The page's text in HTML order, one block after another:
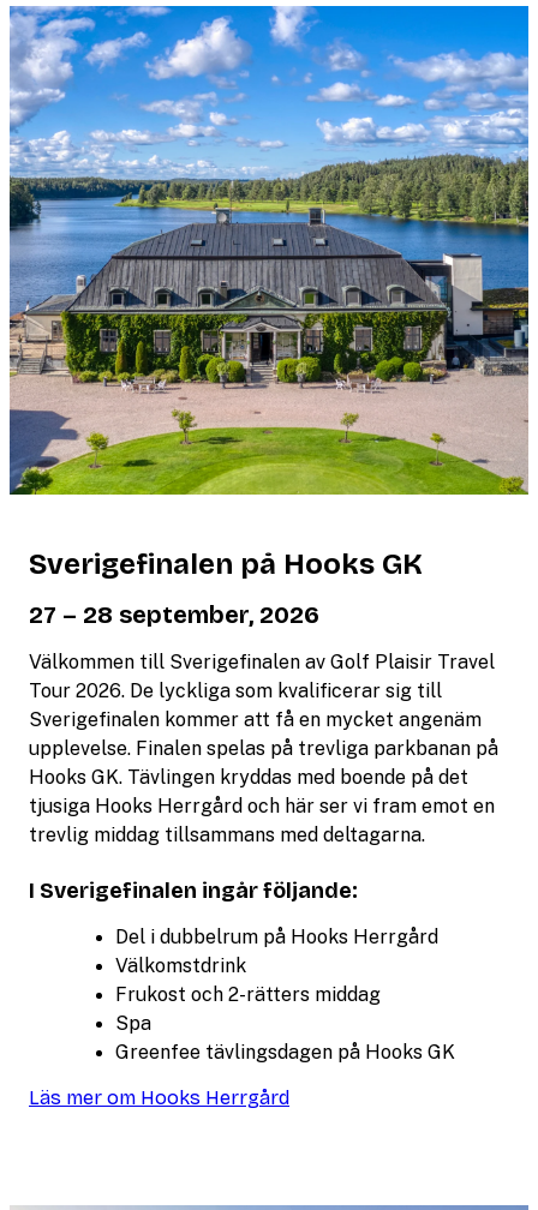
Sverigefinalen på Hooks GK
27 – 28 september, 2026
Välkommen till Sverigefinalen av Golf Plaisir Travel
Tour 2026. De lyckliga som kvalificerar sig till
Sverigefinalen kommer att få en mycket angenäm
upplevelse. Finalen spelas på trevliga parkbanan på
Hooks GK. Tävlingen kryddas med boende på det
tjusiga Hooks Herrgård och här ser vi fram emot en
trevlig middag tillsammans med deltagarna.
I Sverigefinalen ingår följande:
Del i dubbelrum på Hooks Herrgård
Välkomstdrink
Frukost och 2-rätters middag
Spa
Greenfee tävlingsdagen på Hooks GK
Läs mer om Hooks Herrgård